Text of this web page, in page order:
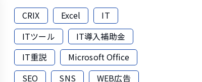
CRIX Excel
IT
ITツール
IT導入補助金
IT重説
Microsoft Office
SEO
SNS
WEB広告